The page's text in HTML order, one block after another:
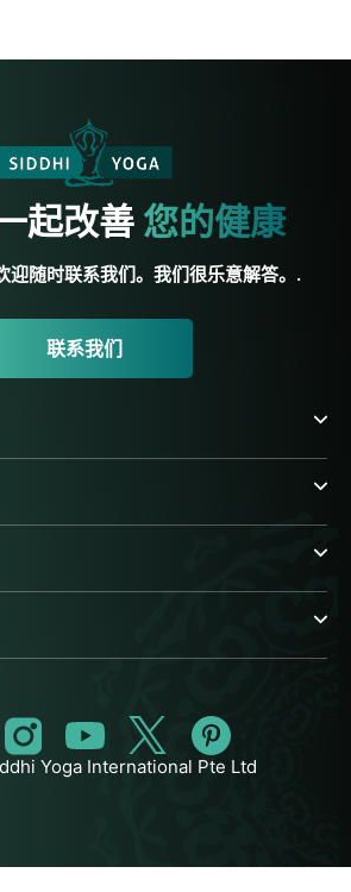
起改善 您的健康
迎随时联系我们。我们很乐意解答。.
联系我们
Yoga International Pte Ltd